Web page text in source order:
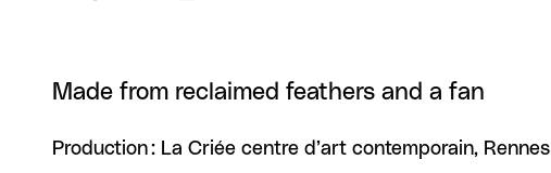
Made from reclaimed feathers and a fan
Production : La Criée centre d’art contemporain, Rennes